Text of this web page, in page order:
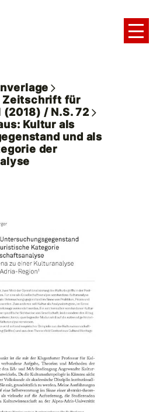
Zeitschrift für
(2018) / N.S. 72
Kultur als
und als
der